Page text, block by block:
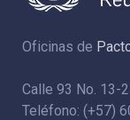
Oficinas de
Calle 93 No. 13-
Teléfono: (+57)